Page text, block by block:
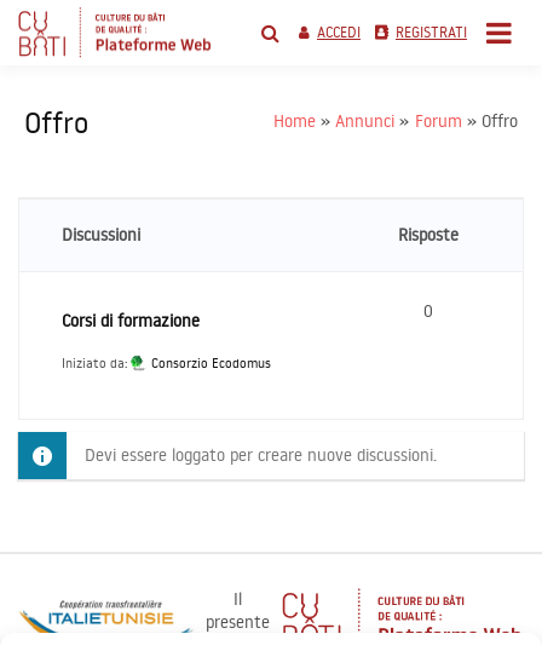
Salta
contenuto
platform
ACCEDI REGISTRATI
Offro Home Annunci Forum Offro
Discussioni Risposte
Corsi di formazione
Iniziato da: Consorzio Ecodomus
0
Devi essere loggato per creare nuove discussioni.
Il
presente